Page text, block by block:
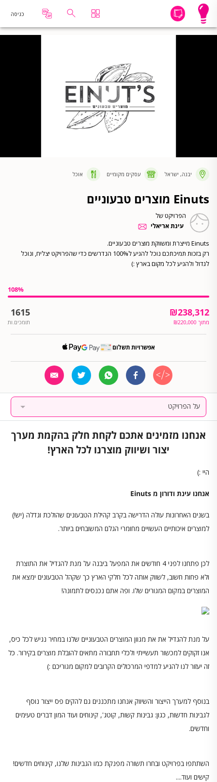
כניסה
יבנה, ישראל עסקים מקומיים אוכל
Einuts מוצרים טבעוניים
הפרויקט של
עינת אריאלי
רק בזכות תמיכתכם נוכל להגיע ל100% הנדרשים כדי שהפרויקט יצליח, ונוכל
לגדול ולהגיע לכל מקום בארץ :)
108%
₪238,312
מתוך ₪220,000
1615
תומכים.ות
אפשרויות תשלום
על הפרויקט
אנחנו מזמינים אתכם לקחת חלק בהקמת מערך
יצור ושיווק מוצרנו לכל הארץ!
היי :)
אנחנו עינת ודורון מ Einuts
בשנים האחרונות עולה הדרישה בקרב קהילת הטבעונים שהולכת וגדלה (יש!)
למוצרים איכותיים העשויים מחומרי הגלם המשובחים ביותר.
לכן פתחנו לפני 4 חודשים את המפעל ביבנה על מנת להגדיל את התוצרת
ולא פחות חשוב, לשווק אותה לכל חלקי הארץ כך שקהל הטבעונים ימצא את
המוצרים במקום המגורים שלו. ופה אתם נכנסים לתמונה!
על מנת להגדיל את את מגוון המוצרים הטבעוניים שלנו במחיר נגיש לכל כיס,
אנו זקוקים למכשור תעשייתי ולכלי תחבורה מתאים להובלת מוצרים בקירור. כל
זה יעזור לנו להגיע למדפי המרכולים הקרובים למקום מגוריכם :)
בנוסף למערך הייצור והשיווק אנחנו מתכננים גם להקים פס ייצור נוסף
לגבינות חדשות, כגון: גבינות קשות, קוטג', קינוחים ועוד המון דברים טעימים
וחדשים.
השתתפו בפרויקט ובחרו תשורה מפנקת כמו הגבינות שלנו, קינוחים חדשים!
קישים ועוד....